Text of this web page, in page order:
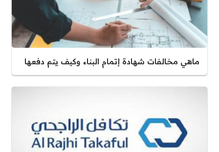
ماهي مخالفات شهادة إتمام البناء وكيف يتم دفعها